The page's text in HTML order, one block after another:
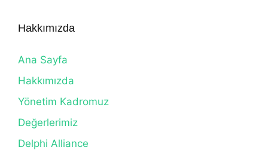
Hakkımızda
Ana Sayfa
Hakkımızda
Yönetim Kadromuz
Değerlerimiz
Delphi Alliance